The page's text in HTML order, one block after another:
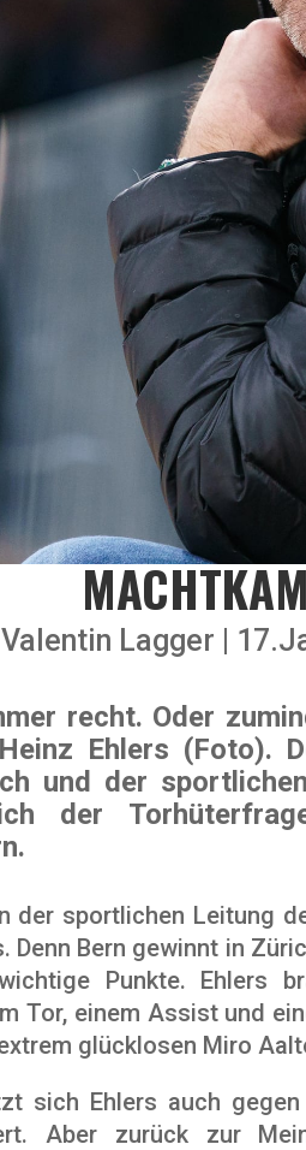
Valentin Lagger
recht. Oder
Ehlers (Foto).
und der
der
der sportlichen Leitung
Denn Bern gewinnt in
Punkte. Ehlers
Tor, einem Assist und
glücklosen Miro
sich Ehlers auch
Aber zurück zur